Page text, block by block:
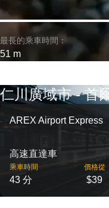
最長的乘車時間：
51 m
仁川廣域市 - 首
AREX Airport Express
高速直達車
乘車時間
43 分
價格從
$39